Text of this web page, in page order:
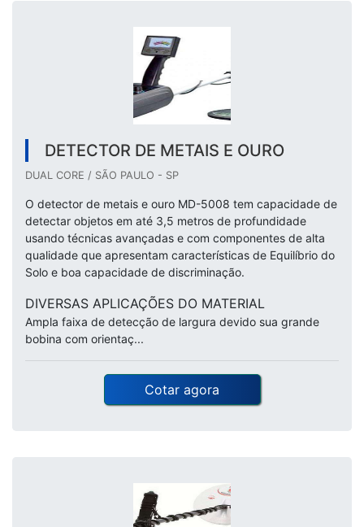
DETECTOR DE METAIS E OURO
DUAL CORE / SÃO PAULO - SP
O detector de metais e ouro MD-5008 tem capacidade de
detectar objetos em até 3,5 metros de profundidade
usando técnicas avançadas e com componentes de alta
qualidade que apresentam características de Equilíbrio do
Solo e boa capacidade de discriminação.
DIVERSAS APLICAÇÕES DO MATERIAL
Ampla faixa de detecção de largura devido sua grande
bobina com orientaç...
Cotar agora